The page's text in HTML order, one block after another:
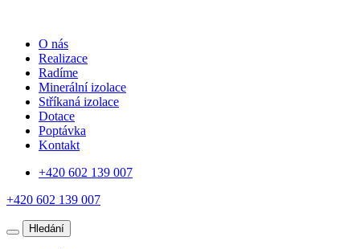
O nás
Realizace
Radíme
Minerální izolace
Stříkaná izolace
Dotace
Poptávka
Kontakt
+420 602 139 007
+420 602 139 007
Hledání